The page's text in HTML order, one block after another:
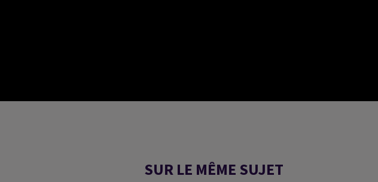
SUR LE MÊME SUJET